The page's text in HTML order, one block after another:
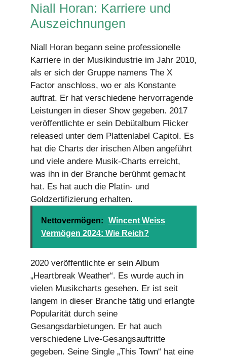
Niall Horan: Karriere und
Auszeichnungen
Niall Horan begann seine professionelle
Karriere in der Musikindustrie im Jahr 2010,
als er sich der Gruppe namens The X
Factor anschloss, wo er als Konstante
auftrat. Er hat verschiedene hervorragende
Leistungen in dieser Show gegeben. 2017
veröffentlichte er sein Debütalbum Flicker
released unter dem Plattenlabel Capitol. Es
hat die Charts der irischen Alben angeführt
und viele andere Musik-Charts erreicht,
was ihn in der Branche berühmt gemacht
hat. Es hat auch die Platin- und
Goldzertifizierung erhalten.
Nettovermögen:
Wincent Weiss
Vermögen 2024: Wie Reich?
2020 veröffentlichte er sein Album
„Heartbreak Weather“. Es wurde auch in
vielen Musikcharts gesehen. Er ist seit
langem in dieser Branche tätig und erlangte
Popularität durch seine
Gesangsdarbietungen. Er hat auch
verschiedene Live-Gesangsauftritte
gegeben. Seine Single „This Town“ hat eine